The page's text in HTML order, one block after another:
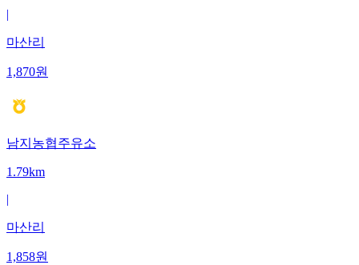
|
마산리
1,870원
남지농협주유소
1.79km
|
마산리
1,858원